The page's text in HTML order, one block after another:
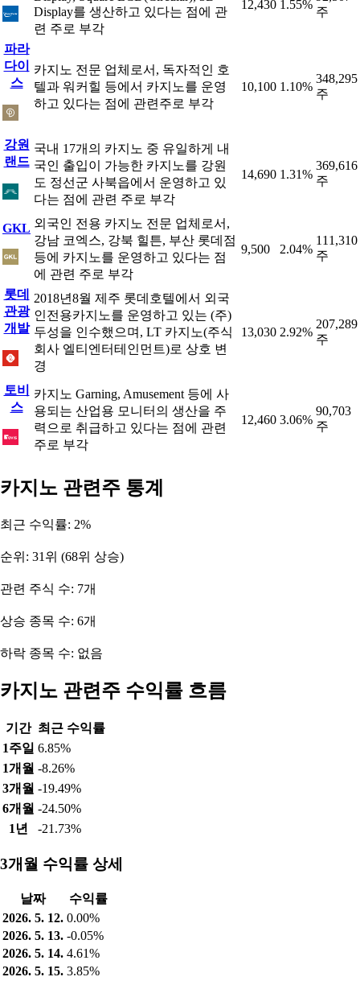
Display를 생산하고 있다는 점에 관
련 주로 부각
12,430 1.55%
주
파라
다이
스
카지노 전문 업체로서, 독자적인 호
텔과 워커힐 등에서 카지노를 운영
하고 있다는 점에 관련주로 부각
10,100 1.10%
348,295
주
강원
랜드
국내 17개의 카지노 중 유일하게 내
국인 출입이 가능한 카지노를 강원
도 정선군 사북읍에서 운영하고 있
다는 점에 관련 주로 부각
14,690 1.31%
369,616
주
GKL 외국인 전용 카지노 전문 업체로서,
강남 코엑스, 강북 힐튼, 부산 롯데점
등에 카지노를 운영하고 있다는 점
에 관련 주로 부각
9,500 2.04%
111,310
주
롯데
관광
개발
2018년8월 제주 롯데호텔에서 외국
인전용카지노를 운영하고 있는 (주)
두성을 인수했으며, LT 카지노(주식
회사 엘티엔터테인먼트)로 상호 변
경
13,030 2.92%
207,289
주
토비
스
카지노 Garning, Amusement 등에 사
용되는 산업용 모니터의 생산을 주
력으로 취급하고 있다는 점에 관련
주로 부각
12,460 3.06%
90,703
주
카지노 관련주 통계
최근 수익률: 2%
순위: 31위 (68위 상승)
관련 주식 수: 7개
상승 종목 수: 6개
하락 종목 수: 없음
카지노 관련주 수익률 흐름
기간 최근 수익률
1주일 6.85%
1개월 -8.26%
3개월 -19.49%
6개월 -24.50%
1년
-21.73%
3개월 수익률 상세
날짜
수익률
2026. 5. 12. 0.00%
2026. 5. 13. -0.05%
2026. 5. 14. 4.61%
2026. 5. 15. 3.85%